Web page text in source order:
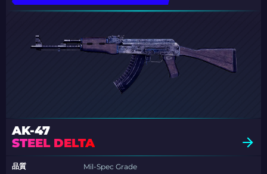
AK-47
STEEL DELTA
品質
Mil-Spec Grade